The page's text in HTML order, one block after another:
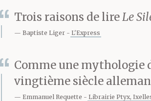
ans, quand j’avais
encore mon cabinet
semaines de
citadelle d’heures
Trois raisons de lireLe
Baptiste Liger L'Express
Comme une mythologie
vingtième siècle
Emmanuel Requette Librairie Ptyx,